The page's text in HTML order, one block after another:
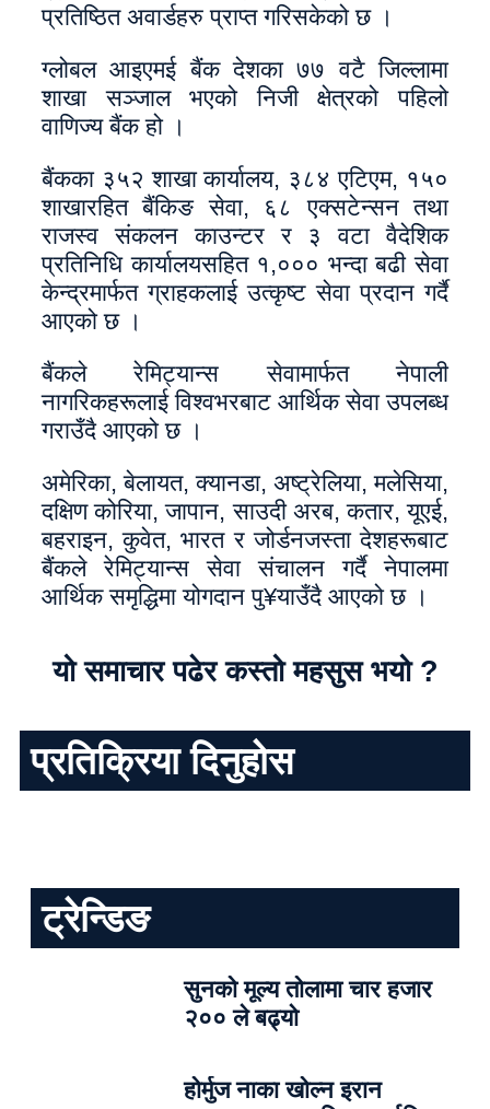
प्रतिष्ठित अवार्डहरु प्राप्त गरिसकेको छ ।
ग्लोबल आइएमई बैंक देशका ७७ वटै जिल्लामा
शाखा सञ्जाल भएको निजी क्षेत्रको पहिलो
वाणिज्य बैंक हो ।
बैंकका ३५२ शाखा कार्यालय, ३८४ एटिएम, १५०
शाखारहित बैंकिङ सेवा, ६८ एक्सटेन्सन तथा
राजस्व संकलन काउन्टर र ३ वटा वैदेशिक
प्रतिनिधि कार्यालयसहित १,००० भन्दा बढी सेवा
केन्द्रमार्फत ग्राहकलाई उत्कृष्ट सेवा प्रदान गर्दै
आएको छ ।
बैंकले रेमिट्यान्स सेवामार्फत नेपाली
नागरिकहरूलाई विश्वभरबाट आर्थिक सेवा उपलब्ध
गराउँदै आएको छ ।
अमेरिका, बेलायत, क्यानडा, अष्ट्रेलिया, मलेसिया,
दक्षिण कोरिया, जापान, साउदी अरब, कतार, यूएई,
बहराइन, कुवेत, भारत र जोर्डनजस्ता देशहरूबाट
बैंकले रेमिट्यान्स सेवा संचालन गर्दै नेपालमा
आर्थिक समृद्धिमा योगदान पु¥याउँदै आएको छ ।
यो समाचार पढेर कस्तो महसुस भयो ?
प्रतिक्रिया दिनुहोस
ट्रेन्डिङ
सुनको मूल्य तोलामा चार हजार
२०० ले बढ्यो
होर्मुज नाका खोल्न इरान